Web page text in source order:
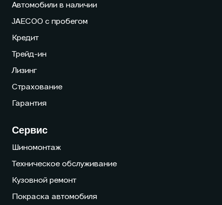
Автомобили в наличии
JAECOO с пробегом
Кредит
Трейд-ин
Лизинг
Страхование
Гарантия
Сервис
Шиномонтаж
Техническое обслуживание
Кузовной ремонт
Покраска автомобиля